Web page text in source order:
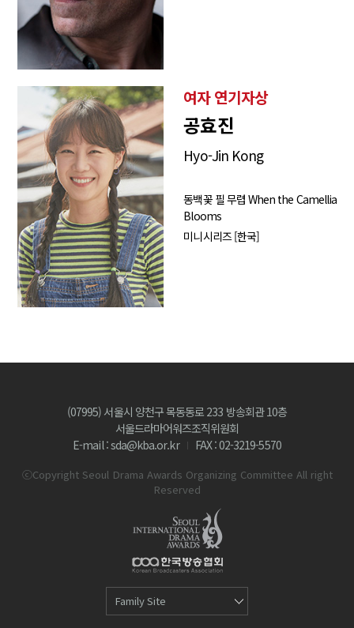
여자 연기자상
공효진
Hyo-Jin Kong
동백꽃 필 무렵 When the Camellia
Blooms
미니시리즈 [한국]
(07995) 서울시 양천구 목동동로 233 방송회관 10층
서울드라마어워즈조직위원회
E-mail : sda@kba.or.kr
FAX : 02-3219-5570
ⓒCopyright Seoul Drama Awards Organizing Committee All right
Reserved